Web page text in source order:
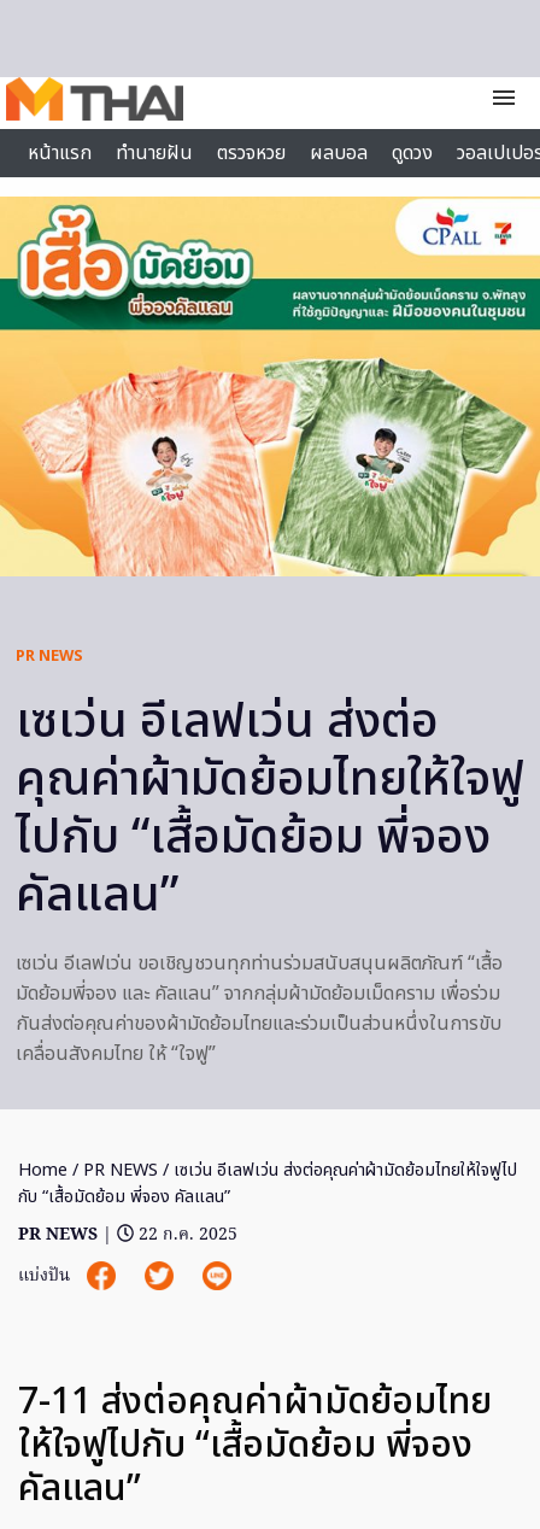
menu
หน้าแรก
ทำนายฝัน ตรวจหวย ผลบอล ดูดวง
วอลเปเป
ไลฟ์สไตล์
PR NEWS
เซเว่น อีเลฟเว่น ส่งต่อ
คุณค่าผ้ามัดย้อมไทยให้ใจฟู
ไปกับ “เสื้อมัดย้อม พี่จอง
คัลแลน”
เซเว่น อีเลฟเว่น ขอเชิญชวนทุกท่านร่วมสนับสนุนผลิตภัณฑ์ “เสื้อ
มัดย้อมพี่จอง และ คัลแลน” จากกลุ่มผ้ามัดย้อมเม็ดคราม เพื่อร่วม
กันส่งต่อคุณค่าของผ้ามัดย้อมไทยและร่วมเป็นส่วนหนึ่งในการขับ
เคลื่อนสังคมไทย ให้ “ใจฟู”
Home / PR NEWS / เซเว่น อีเลฟเว่น ส่งต่อคุณค่าผ้ามัดย้อมไทยให้ใจฟูไป
กับ “เสื้อมัดย้อม พี่จอง คัลแลน”
PR NEWS |
22 ก.ค. 2025
แบ่งปัน
7-11 ส่งต่อคุณค่าผ้ามัดย้อมไทย
ให้ใจฟูไปกับ “เสื้อมัดย้อม พี่จอง
คัลแลน”